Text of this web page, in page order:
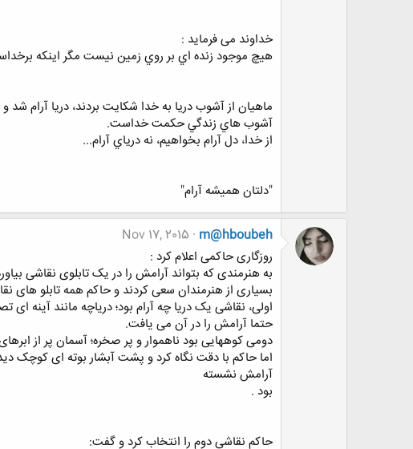
ﺧﺪﺍﻭﻧﺪ می فرماید :
ﻫﻴﭻ ﻣﻮﺟﻮﺩ ﺯﻧﺪﻩ ﺍﻱ ﺑﺮ ﺭﻭﻱ ﺯﻣﻴﻦ ﻧﻴﺴﺖ ﻣﮕﺮ ﺍﻳﻨﻜﻪ
ماهيان از آشوب دريا به خدا شكايت بردند، دريا آرام
آشوب هاي زندگي حكمت خداست.
از خدا، دل آرام بخواهيم، نه درياي آرام...
"دلتان همیشه آرام"
m@hboubeh
Nov 17, 2015
ﺭﻭﺯﮔﺎﺭﯼ ﺣﺎﮐﻤﯽ ﺍﻋﻼﻡ ﮐﺮﺩ :
ﺑﻪ ﻫﻨﺮﻣﻨﺪﯼ ﮐﻪ ﺑﺘﻮﺍﻧﺪ ﺁﺭﺍﻣﺶ ﺭﺍ ﺩﺭ ﯾﮏ ﺗﺎﺑﻠﻮﯼ ﻧﻘﺎﺷﯽ
ﺑﺴﯿﺎﺭﯼ ﺍﺯ ﻫﻨﺮﻣﻨﺪﺍﻥ ﺳﻌﯽ ﮐﺮﺩﻧﺪ ﻭ ﺣﺎﮐﻢ ﻫﻤﻪ ﺗﺎﺑﻠﻮ ﻫﺎﯼ
ﺍﻭﻟﯽ، ﻧﻘﺎﺷﯽ ﯾﮏ ﺩﺭﯾﺎ ﭼﻪ ﺁﺭﺍﻡ ﺑﻮﺩ؛ ﺩﺭﯾﺎﭼﻪ ﻣﺎﻧﻨﺪ ﺁﯾﻨﻪ
ﺣﺘﻤﺎ ﺁﺭﺍﻣﺶ ﺭﺍ ﺩﺭ ﺁﻥ ﻣﯽ ﯾﺎﻓﺖ.
ﺩﻭﻣﯽ ﮐﻮﻫﻬﺎﯾﯽ ﺑﻮﺩ ﻧﺎﻫﻤﻮﺍﺭ ﻭ ﭘﺮ ﺻﺨﺮﻩ؛ ﺁﺳﻤﺎﻥ ﭘﺮ ﺍﺯ
ﺍﻣﺎ ﺣﺎﮐﻢ ﺑﺎ ﺩﻗﺖ ﻧﮕﺎﻩ ﮐﺮﺩ ﻭ ﭘﺸﺖ ﺁﺑﺸﺎﺭ ﺑﻮﺗﻪ ﺍﯼ ﮐﻮﭼﮏ
ﺁﺭﺍﻣﺶ ﻧﺸﺴﺘﻪ
ﺑﻮﺩ .
ﺣﺎﮐﻢ ﻧﻘﺎﺷﯽ ﺩﻭﻡ ﺭﺍ ﺍﻧﺘﺨﺎﺏ ﮐﺮﺩ ﻭ ﮔﻔﺖ: